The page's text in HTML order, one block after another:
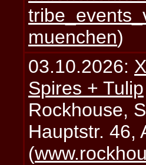
muenchen)
03.10.2026:
Spires + Tulip
Rockhouse,
Hauptstr. 46,
(